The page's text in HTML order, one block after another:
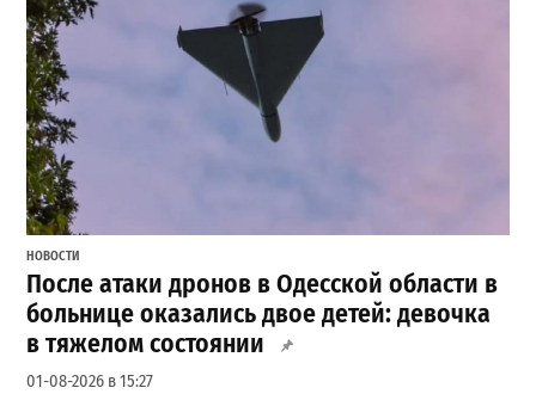
НОВОСТИ
После атаки дронов в Одесской области в
больнице оказались двое детей: девочка
в тяжелом состоянии
01-08-2026 в 15:27